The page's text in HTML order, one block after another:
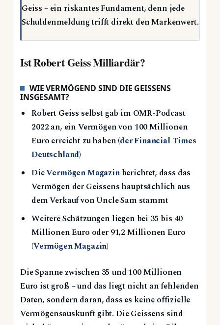
Geiss – ein riskantes Fundament, denn jede
Schuldenmeldung trifft direkt den Markenwert.
Ist Robert Geiss Milliardär?
WIE VERMÖGEND SIND DIE GEISSENS
INSGESAMT?
Robert Geiss selbst gab im OMR-Podcast
2022 an, ein Vermögen von 100 Millionen
Euro erreicht zu haben (der Financial Times
Deutschland)
DieVermögen Magazinberichtet, dass das
Vermögen der Geissens hauptsächlich aus
dem Verkauf von Uncle Sam stammt
Weitere Schätzungen liegen bei 35 bis 40
Millionen Euro oder 91,2 Millionen Euro
(Vermögen Magazin)
Die Spanne zwischen 35 und 100 Millionen
Euro ist groß – und das liegt nicht an fehlenden
Daten, sondern daran, dass es keine offizielle
Vermögensauskunft gibt. Die Geissens sind